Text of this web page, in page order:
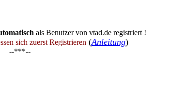
als Benutzer von vtad.de registriert !
sich zuerst Registrieren(Anleitung)
--***--